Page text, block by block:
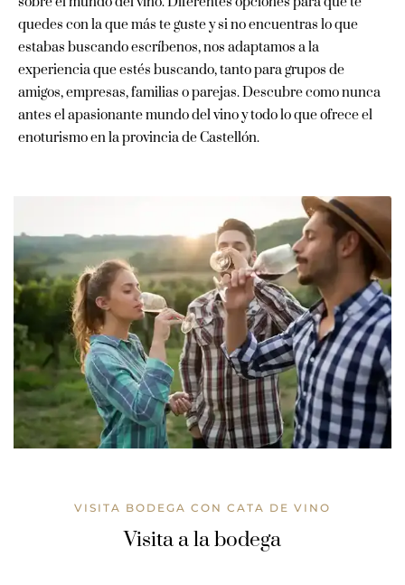
quedes con la que más te guste y si no encuentras lo que
estabas buscando escríbenos, nos adaptamos a la
experiencia que estés buscando, tanto para grupos de
amigos, empresas, familias o parejas. Descubre como nunca
antes el apasionante mundo del vino y todo lo que ofrece el
enoturismo en la provincia de Castellón.
VISITA BODEGA CON CATA DE VINO
Visita a la bodega